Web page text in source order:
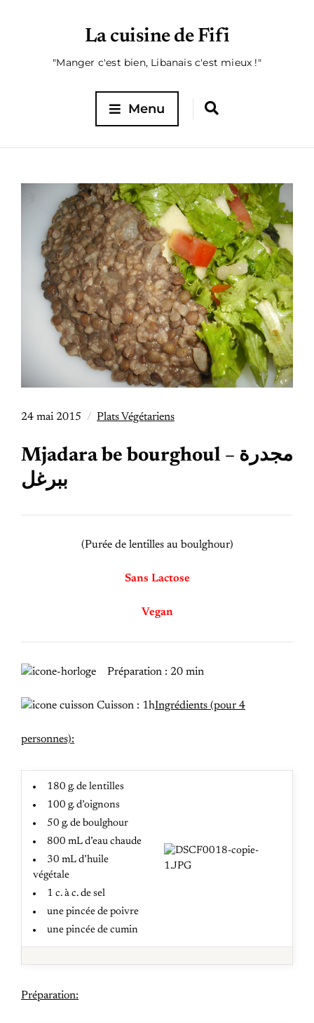
La cuisine de Fifi
"Manger c'est bien, Libanais c'est mieux !"
Menu
24 mai 2015 Plats Végétariens
Mjadara be bourghoul – مجدرة
ببرغل
(Purée de lentilles au boulghour)
Sans Lactose
Vegan
Préparation : 20 min
Cuisson : 1hIngrédients (pour 4
personnes):
180 g. de lentilles
100 g. d’oignons
50 g. de boulghour
800 mL d’eau chaude
30 mL d’huile
végétale
1 c. à c. de sel
une pincée de poivre
une pincée de cumin
Préparation: